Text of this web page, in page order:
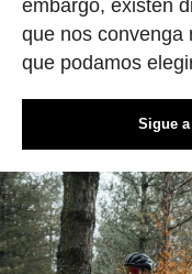
embargo, existen
que nos convenga
que podamos
Sigue